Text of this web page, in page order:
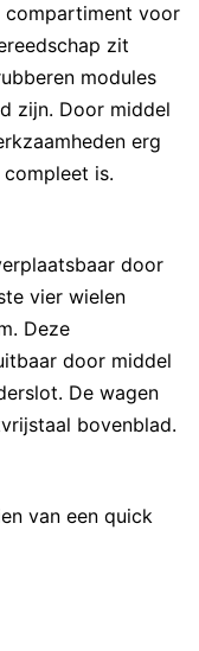
compartiment voor
zit
modules
zijn. Door middel
erg
is.
door
vier wielen
Deze
door middel
De wagen
bovenblad.
van een quick